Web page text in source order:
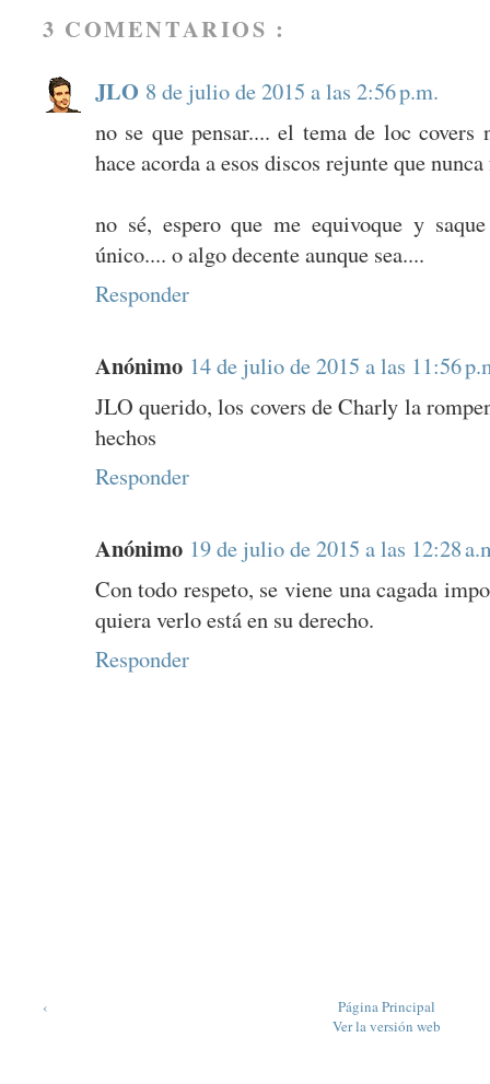
3 COMENTARIOS :
JLO 8 de julio de 2015 a las 2:56 p.m.
no se que pensar.... el tema de loc covers
hace acorda a esos discos rejunte que
no sé, espero que me equivoque y
único.... o algo decente aunque sea....
Responder
Anónimo 14 de julio de 2015 a las 11:56
JLO querido, los covers de Charly la
hechos
Responder
Anónimo 19 de julio de 2015 a las 12:28
Con todo respeto, se viene una cagada
quiera verlo está en su derecho.
Responder
‹
Página Principal
Ver la versión web